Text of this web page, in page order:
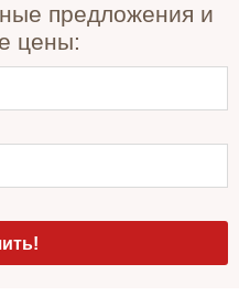
предложения и
цены: